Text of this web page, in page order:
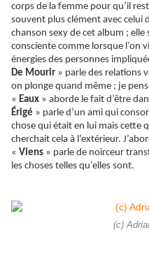
corps de la femme pour qu’il
souvent plus clément avec celui
chanson sexy de cet album ; elle
consciente comme lorsque l’on
énergies des personnes
De Mourir » parle des relations
on plonge quand même ; je
« Eaux » aborde le fait d’être
Érigé » parle d’un ami qui
chose qui était en lui mais cette
cherchait cela à l’extérieur.
« Viens » parle de noirceur
les choses telles qu’elles sont.
(c)